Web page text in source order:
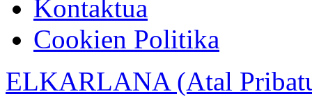
Kontaktua
Cookien Politika
ELKARLANA (Atal